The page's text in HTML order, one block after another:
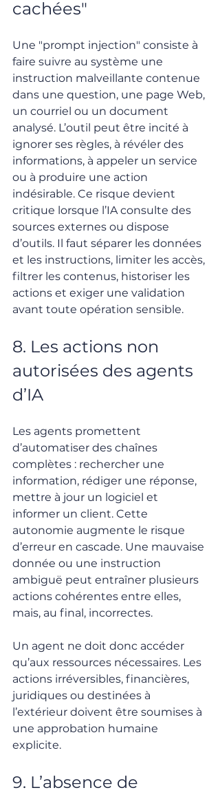
cachées"
Une "prompt injection" consiste à
faire suivre au système une
instruction malveillante contenue
dans une question, une page Web,
un courriel ou un document
analysé. L’outil peut être incité à
ignorer ses règles, à révéler des
informations, à appeler un service
ou à produire une action
indésirable. Ce risque devient
critique lorsque l’IA consulte des
sources externes ou dispose
d’outils. Il faut séparer les données
et les instructions, limiter les accès,
filtrer les contenus, historiser les
actions et exiger une validation
avant toute opération sensible.
8. Les actions non
autorisées des agents
d’IA
Les agents promettent
d’automatiser des chaînes
complètes : rechercher une
information, rédiger une réponse,
mettre à jour un logiciel et
informer un client. Cette
autonomie augmente le risque
d’erreur en cascade. Une mauvaise
donnée ou une instruction
ambiguë peut entraîner plusieurs
actions cohérentes entre elles,
mais, au final, incorrectes.
Un agent ne doit donc accéder
qu’aux ressources nécessaires. Les
actions irréversibles, financières,
juridiques ou destinées à
l’extérieur doivent être soumises à
une approbation humaine
explicite.
9. L’absence de